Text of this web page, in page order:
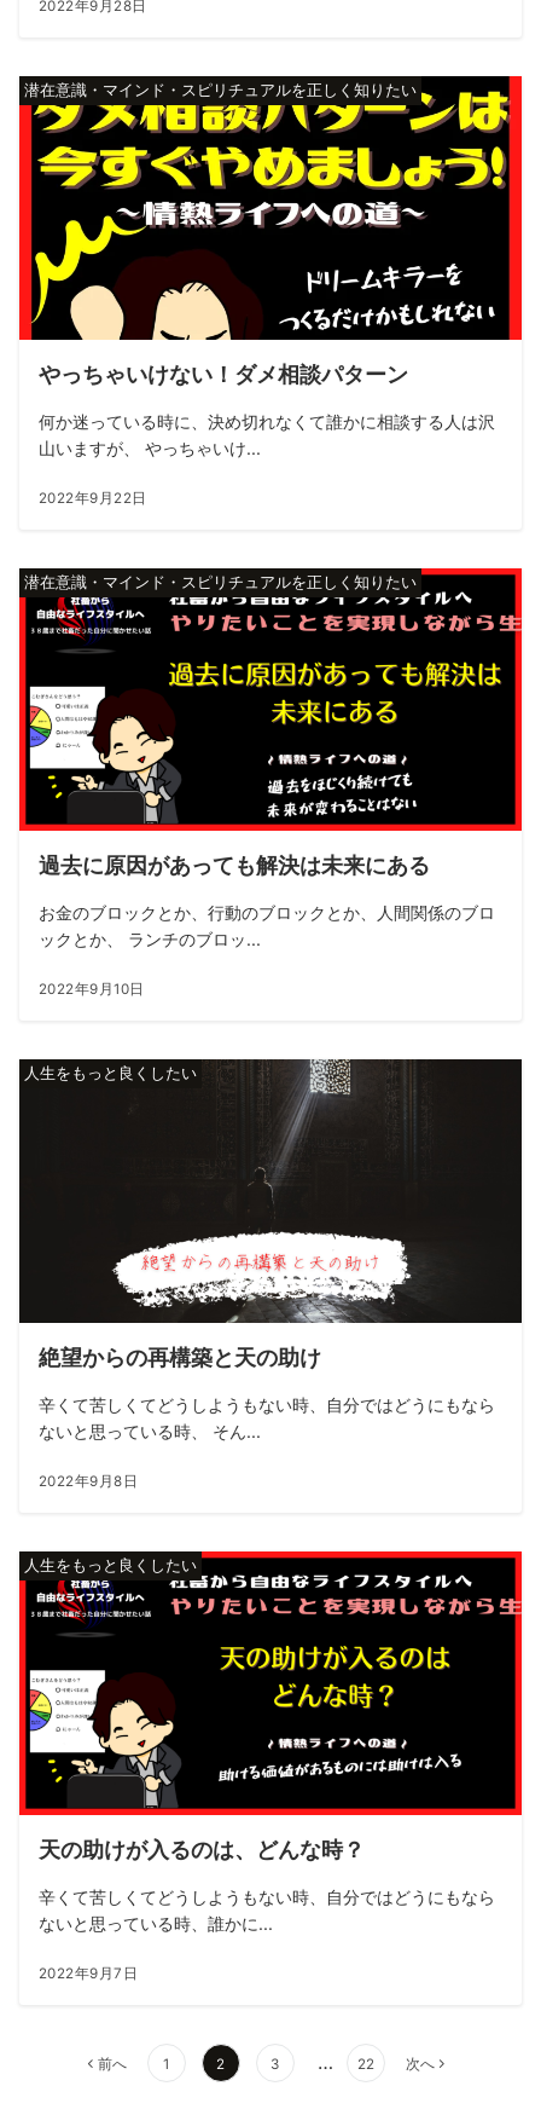
2022年9月28日
潜在意識・マインド・スピリチュアルを正しく知りたい
やっちゃいけない！ダメ相談パターン
何か迷っている時に、決め切れなくて誰かに相談する人は沢
山いますが、 やっちゃいけ...
2022年9月22日
潜在意識・マインド・スピリチュアルを正しく知りたい
過去に原因があっても解決は未来にある
お金のブロックとか、行動のブロックとか、人間関係のブロ
ックとか、 ランチのブロッ...
2022年9月10日
人生をもっと良くしたい
絶望からの再構築と天の助け
辛くて苦しくてどうしようもない時、自分ではどうにもなら
ないと思っている時、 そん...
2022年9月8日
人生をもっと良くしたい
天の助けが入るのは、どんな時？
辛くて苦しくてどうしようもない時、自分ではどうにもなら
ないと思っている時、誰かに...
2022年9月7日
前へ 1 2 3 … 22 次へ